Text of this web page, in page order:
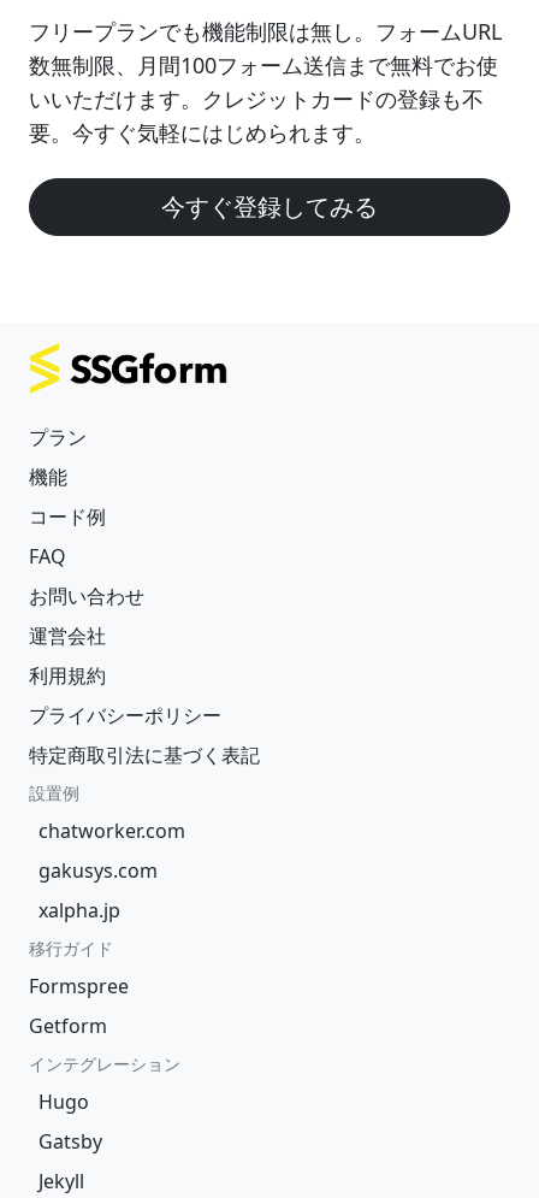
フリープランでも機能制限は無し。フォームURL
数無制限、月間100フォーム送信まで無料でお使
いいただけます。クレジットカードの登録も不
要。今すぐ気軽にはじめられます。
今すぐ登録してみる
プラン
機能
コード例
FAQ
お問い合わせ
運営会社
利用規約
プライバシーポリシー
特定商取引法に基づく表記
設置例
chatworker.com
gakusys.com
xalpha.jp
移行ガイド
Formspree
Getform
インテグレーション
Hugo
Gatsby
Jekyll